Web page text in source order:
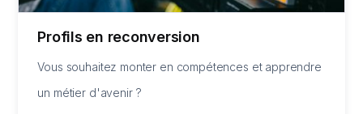
Profils en reconversion
Vous souhaitez monter en compétences et apprendre
un métier d'avenir ?